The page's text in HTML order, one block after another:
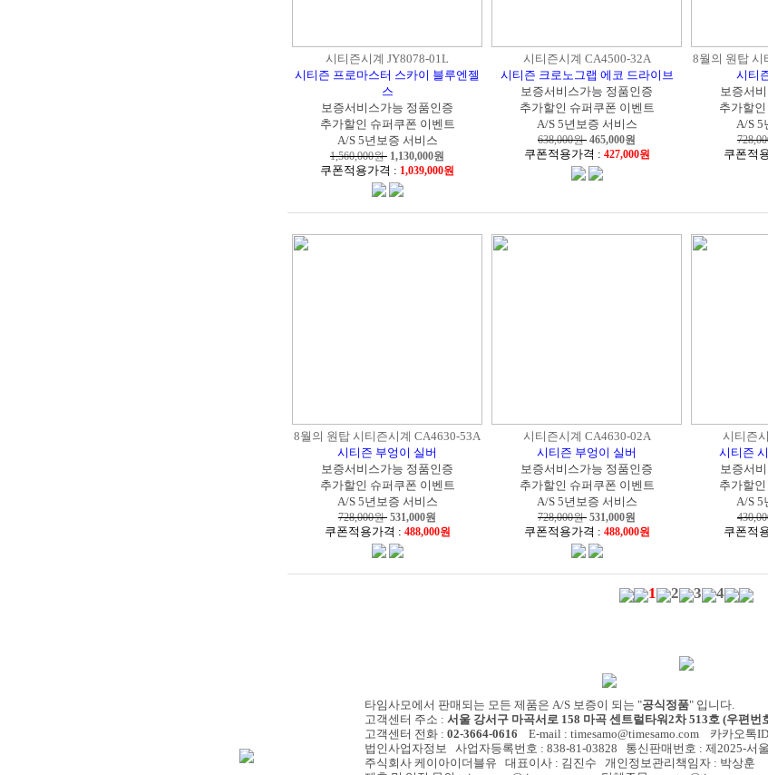
시티즌시계 JY8078-01L
시티즌 프로마스터 스카이 블루엔젤
스
보증서비스가능 정품인증
추가할인 슈퍼쿠폰 이벤트
A/S 5년보증 서비스
1,560,000원 1,130,000원
쿠폰적용가격 : 1,039,000원
시티즌시계 CA4500-32A
시티즌 크로노그랩 에코 드라이브
보증서비스가능 정품인증
추가할인 슈퍼쿠폰 이벤트
A/S 5년보증 서비스
638,000원 465,000원
쿠폰적용가격 : 427,000원
8월의 원탑 시
시티
보증서
추가할
A/S 5
쿠폰적
8월의 원탑 시티즌시계 CA4630-53A
시티즌 부엉이 실버
보증서비스가능 정품인증
추가할인 슈퍼쿠폰 이벤트
A/S 5년보증 서비스
728,000원 531,000원
쿠폰적용가격 : 488,000원
시티즌시계 CA4630-02A
시티즌 부엉이 실버
보증서비스가능 정품인증
추가할인 슈퍼쿠폰 이벤트
A/S 5년보증 서비스
728,000원 531,000원
쿠폰적용가격 : 488,000원
시티즌
시티즌
보증서
추가할
A/S 5
쿠폰적
1 2 3 4
타임사모에서 판매되는 모든 제품은 A/S 보증이 되는 "공식정품" 입니다.
고객센터 주소 : 서울 강서구 마곡서로 158 마곡 센트럴타워2차 513호 (우편번
고객센터 전화 : 02-3664-0616 E-mail : timesamo@timesamo.com 카카오톡
법인사업자정보 사업자등록번호 : 838-81-03828 통신판매번호 : 제2025-서
주식회사 케이아이더블유 대표이사 : 김진수 개인정보관리책임자 : 박상훈